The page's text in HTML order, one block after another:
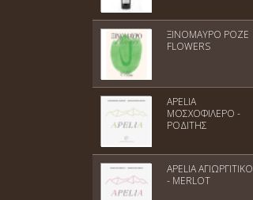
ΞΙΝΟΜΑΥΡΟ ΡΟΖΕ
FLOWERS
APELIA
ΜΟΣΧΟΦΙΛΕΡΟ -
ΡΟΔΙΤΗΣ
APELIA ΑΓΙΩΡΓΙΤΙΚΟ
- MERLOT